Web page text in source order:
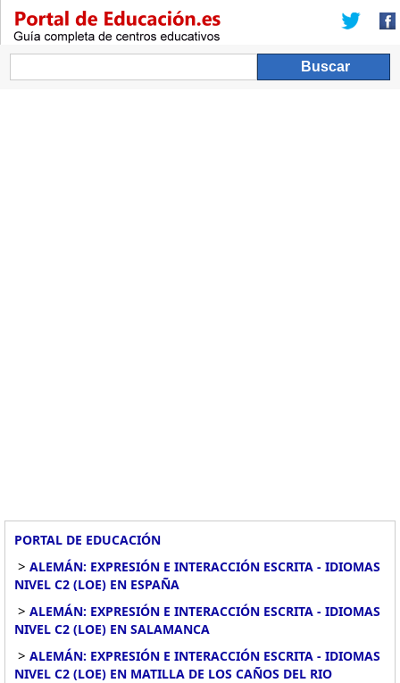
PORTAL DE EDUCACIÓN
> ALEMÁN: EXPRESIÓN E INTERACCIÓN ESCRITA - IDIOMAS
NIVEL C2 (LOE) EN ESPAÑA
> ALEMÁN: EXPRESIÓN E INTERACCIÓN ESCRITA - IDIOMAS
NIVEL C2 (LOE) EN SALAMANCA
> ALEMÁN: EXPRESIÓN E INTERACCIÓN ESCRITA - IDIOMAS
NIVEL C2 (LOE) EN MATILLA DE LOS CAÑOS DEL RIO